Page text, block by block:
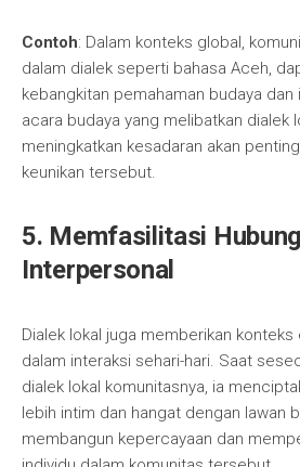
Contoh: Dalam konteks global,
dalam dialek seperti bahasa Aceh,
kebangkitan pemahaman budaya
acara budaya yang melibatkan dialek
meningkatkan kesadaran akan
keunikan tersebut.
5. Memfasilitasi
Interpersonal
Dialek lokal juga memberikan
dalam interaksi sehari-hari. Saat
dialek lokal komunitasnya, ia
lebih intim dan hangat dengan lawan
membangun kepercayaan dan